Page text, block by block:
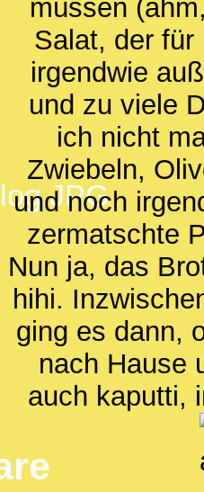
müssen
Salat, der
irgendwie
und zu viele
ich nicht
Zwiebeln,
und noch
zermatschte
Nun ja, das
hihi.
ging es dann,
nach Hause
auch kaputti,